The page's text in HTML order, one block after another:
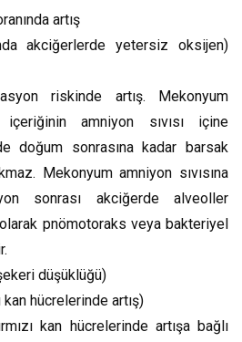
artış
akciğerlerde yetersiz oksijen)
riskinde artış. Mekonyum
amniyon sıvısı içine
doğum sonrasına kadar barsak
Mekonyum amniyon sıvısına
sonrası akciğerde alveoller
olarak pnömotoraks veya bakteriyel
düşüklüğü)
kan hücrelerinde artış)
kan hücrelerinde artışa bağlı